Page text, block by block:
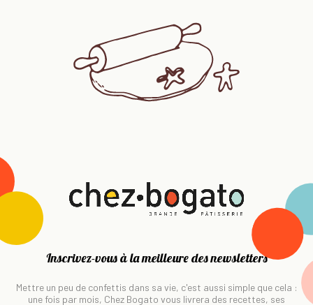
Inscrivez-vous à la meilleure des newsletters
Mettre un peu de confettis dans sa vie, c'est aussi simple que cela :
une fois par mois, Chez Bogato vous livrera des recettes, ses